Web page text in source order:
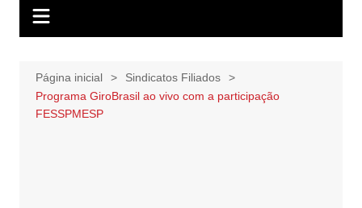
Página inicial
Sindicatos Filiados
Programa GiroBrasil ao vivo com a participação
FESSPMESP